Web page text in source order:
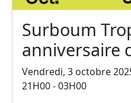
Surboum
anniversaire
Vendredi, 3 octobre
21H00 - 03H00